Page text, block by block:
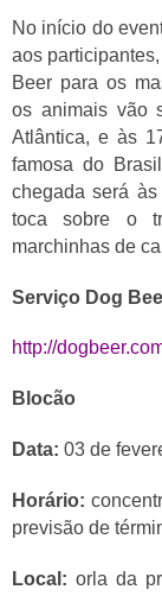
No início do
aos
Beer para os
os animais vão
Atlântica, e às
famosa do
chegada será
toca sobre o
marchinhas de
Serviço Dog
http://
Blocão
Data: 03 de
Horário:
previsão de
Local: orla da